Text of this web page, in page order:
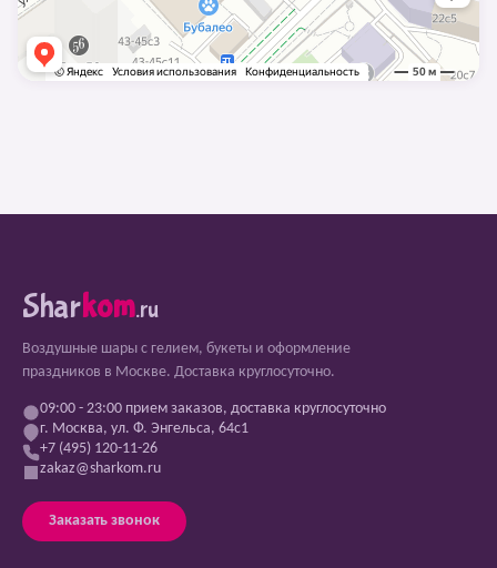
Sharkom.ru
Воздушные шары с гелием, букеты и оформление
праздников в Москве. Доставка круглосуточно.
09:00 - 23:00 прием заказов, доставка круглосуточно
г. Москва, ул. Ф. Энгельса, 64с1
+7 (495) 120-11-26
zakaz@sharkom.ru
Заказать звонок